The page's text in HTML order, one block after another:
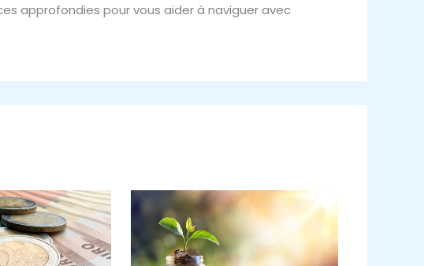
approfondies pour vous aider à naviguer avec